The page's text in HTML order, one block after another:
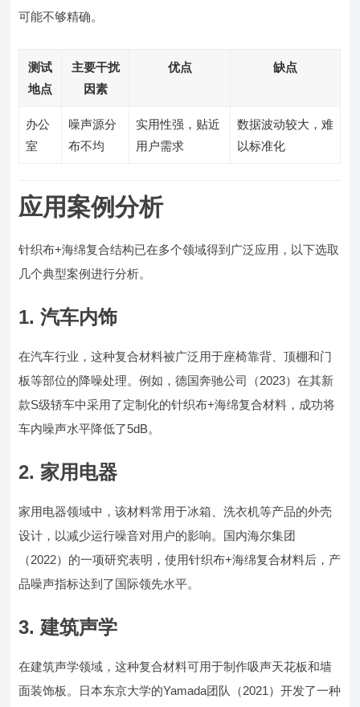
可能不够精确。
测试
地点
主要干扰
因素
优点 缺点
办公
室
噪声源分
布不均
实用性强，贴近
用户需求
数据波动较大，难
以标准化
应用案例分析
针织布+海绵复合结构已在多个领域得到广泛应用，以下选取
几个典型案例进行分析。
1. 汽车内饰
在汽车行业，这种复合材料被广泛用于座椅靠背、顶棚和门
板等部位的降噪处理。例如，德国奔驰公司（2023）在其新
款S级轿车中采用了定制化的针织布+海绵复合材料，成功将
车内噪声水平降低了5dB。
2. 家用电器
家用电器领域中，该材料常用于冰箱、洗衣机等产品的外壳
设计，以减少运行噪音对用户的影响。国内海尔集团
（2022）的一项研究表明，使用针织布+海绵复合材料后，产
品噪声指标达到了国际领先水平。
3. 建筑声学
在建筑声学领域，这种复合材料可用于制作吸声天花板和墙
面装饰板。日本东京大学的Yamada团队（2021）开发了一种